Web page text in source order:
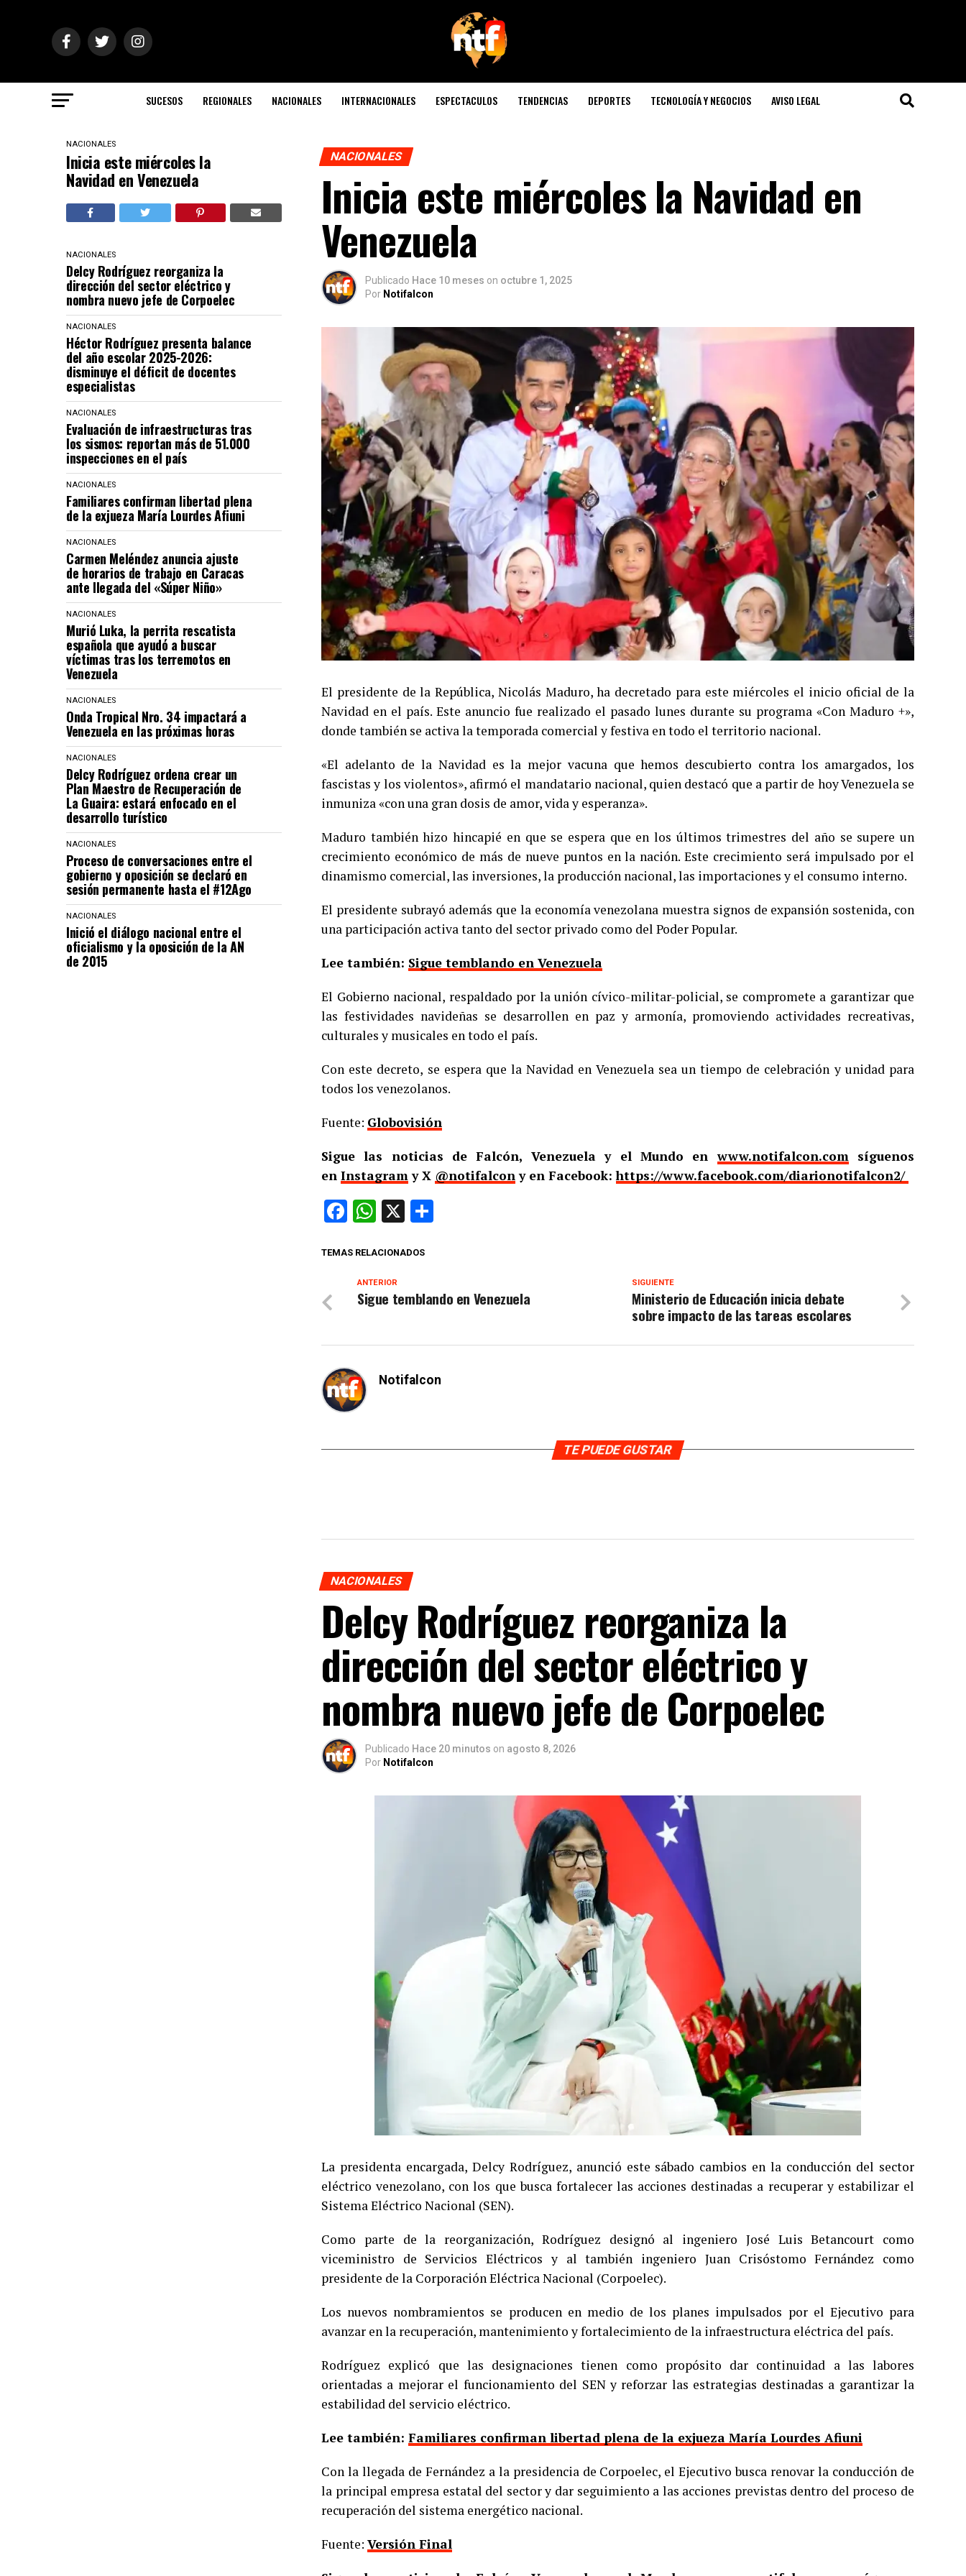
SUCESOS REGIONALES NACIONALES INTERNACIONALES ESPECTACULOS TENDENCIAS DEPORTES TECNOLOGÍA Y NEGOCIOS AVISO LEGAL
NACIONALES
Inicia este miércoles la
Navidad en Venezuela
NACIONALES
Delcy Rodríguez reorganiza la
dirección del sector eléctrico y
nombra nuevo jefe de Corpoelec
NACIONALES
Héctor Rodríguez presenta balance
del año escolar 2025-2026:
disminuye el déficit de docentes
especialistas
NACIONALES
Evaluación de infraestructuras tras
los sismos: reportan más de 51.000
inspecciones en el país
NACIONALES
Familiares confirman libertad plena
de la exjueza María Lourdes Afiuni
NACIONALES
Carmen Meléndez anuncia ajuste
de horarios de trabajo en Caracas
ante llegada del «Súper Niño»
NACIONALES
Murió Luka, la perrita rescatista
española que ayudó a buscar
víctimas tras los terremotos en
Venezuela
NACIONALES
Onda Tropical Nro. 34 impactará a
Venezuela en las próximas horas
NACIONALES
Delcy Rodríguez ordena crear un
Plan Maestro de Recuperación de
La Guaira: estará enfocado en el
desarrollo turístico
NACIONALES
Proceso de conversaciones entre el
gobierno y oposición se declaró en
sesión permanente hasta el #12Ago
NACIONALES
Inició el diálogo nacional entre el
oficialismo y la oposición de la AN
de 2015
NACIONALES
Inicia este miércoles la Navidad en
Venezuela
Publicado Hace 10 meses on octubre 1, 2025
Por Notifalcon
El presidente de la República, Nicolás Maduro, ha decretado para este miércoles el inicio oficial de la
Navidad en el país. Este anuncio fue realizado el pasado lunes durante su programa «Con Maduro +»,
donde también se activa la temporada comercial y festiva en todo el territorio nacional.
«El adelanto de la Navidad es la mejor vacuna que hemos descubierto contra los amargados, los
fascistas y los violentos», afirmó el mandatario nacional, quien destacó que a partir de hoy Venezuela se
inmuniza «con una gran dosis de amor, vida y esperanza».
Maduro también hizo hincapié en que se espera que en los últimos trimestres del año se supere un
crecimiento económico de más de nueve puntos en la nación. Este crecimiento será impulsado por el
dinamismo comercial, las inversiones, la producción nacional, las importaciones y el consumo interno.
El presidente subrayó además que la economía venezolana muestra signos de expansión sostenida, con
una participación activa tanto del sector privado como del Poder Popular.
Lee también: Sigue temblando en Venezuela
El Gobierno nacional, respaldado por la unión cívico-militar-policial, se compromete a garantizar que
las festividades navideñas se desarrollen en paz y armonía, promoviendo actividades recreativas,
culturales y musicales en todo el país.
Con este decreto, se espera que la Navidad en Venezuela sea un tiempo de celebración y unidad para
todos los venezolanos.
Fuente: Globovisión
Sigue las noticias de Falcón, Venezuela y el Mundo enwww.notifalcon.comsíguenos
en Instagramy X @notifalcony en Facebook:https://www.facebook.com/diarionotifalcon2/
Facebook
WhatsApp
X
TEMAS RELACIONADOS
SIGUIENTE
Ministerio de Educación inicia debate
sobre impacto de las tareas escolares
ANTERIOR
Sigue temblando en Venezuela
Notifalcon
TE PUEDE GUSTAR
NACIONALES
Delcy Rodríguez reorganiza la
dirección del sector eléctrico y
nombra nuevo jefe de Corpoelec
Publicado Hace 20 minutos on agosto 8, 2026
Por Notifalcon
La presidenta encargada, Delcy Rodríguez, anunció este sábado cambios en la conducción del sector
eléctrico venezolano, con los que busca fortalecer las acciones destinadas a recuperar y estabilizar el
Sistema Eléctrico Nacional (SEN).
Como parte de la reorganización, Rodríguez designó al ingeniero José Luis Betancourt como
viceministro de Servicios Eléctricos y al también ingeniero Juan Crisóstomo Fernández como
presidente de la Corporación Eléctrica Nacional (Corpoelec).
Los nuevos nombramientos se producen en medio de los planes impulsados por el Ejecutivo para
avanzar en la recuperación, mantenimiento y fortalecimiento de la infraestructura eléctrica del país.
Rodríguez explicó que las designaciones tienen como propósito dar continuidad a las labores
orientadas a mejorar el funcionamiento del SEN y reforzar las estrategias destinadas a garantizar la
estabilidad del servicio eléctrico.
Lee también: Familiares confirman libertad plena de la exjueza María Lourdes Afiuni
Con la llegada de Fernández a la presidencia de Corpoelec, el Ejecutivo busca renovar la conducción de
la principal empresa estatal del sector y dar seguimiento a las acciones previstas dentro del proceso de
recuperación del sistema energético nacional.
Fuente: Versión Final